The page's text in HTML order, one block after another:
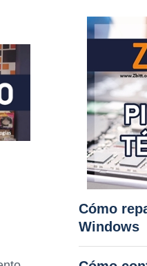
Cómo
Windows